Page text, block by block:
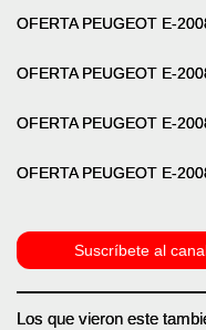
OFERTA PEUGEOT E-
OFERTA PEUGEOT E-
OFERTA PEUGEOT E-
OFERTA PEUGEOT E-
Suscríbete al
Los que vieron este